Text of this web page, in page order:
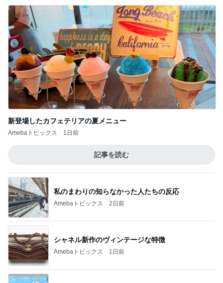
新登場したカフェテリアの夏メニュー
Amebaトピックス 1日前
記事を読む
私のまわりの知らなかった人たちの反応
Amebaトピックス 2日前
シャネル新作のヴィンテージな特徴
Amebaトピックス 1日前